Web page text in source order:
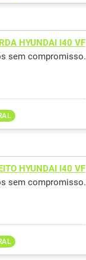
HYUNDAI I40 VF
sem compromisso.
HYUNDAI I40 VF
sem compromisso.